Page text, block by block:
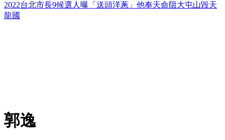
2022台北市長9候選人曝「送頭洋蔥」他奉天命阻大屯山毀天
龍國
郭逸